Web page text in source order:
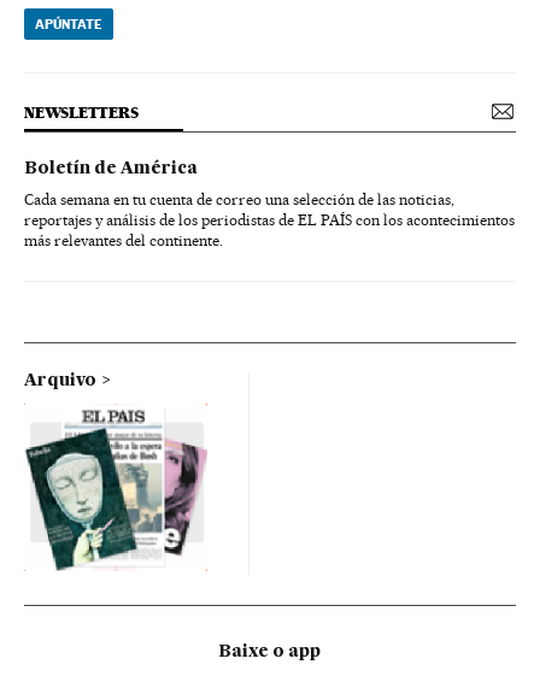
APÚNTATE
NEWSLETTERS
Boletín de América
Cada semana en tu cuenta de correo una selección de las noticias,
reportajes y análisis de los periodistas de EL PAÍS con los acontecimientos
más relevantes del continente.
Arquivo
Baixe o app